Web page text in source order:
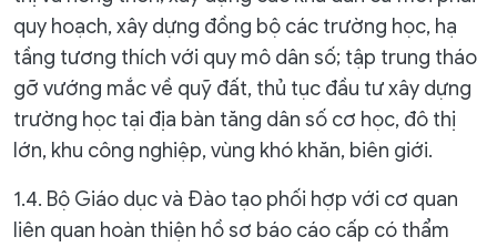
quy hoạch, xây dựng đồng bộ các trường học, hạ
tầng tương thích với quy mô dân số; tập trung tháo
gỡ vướng mắc về quỹ đất, thủ tục đầu tư xây dựng
trường học tại địa bàn tăng dân số cơ học, đô thị
lớn, khu công nghiệp, vùng khó khăn, biên giới.
1.4. Bộ Giáo dục và Đào tạo phối hợp với cơ quan
liên quan hoàn thiện hồ sơ báo cáo cấp có thẩm